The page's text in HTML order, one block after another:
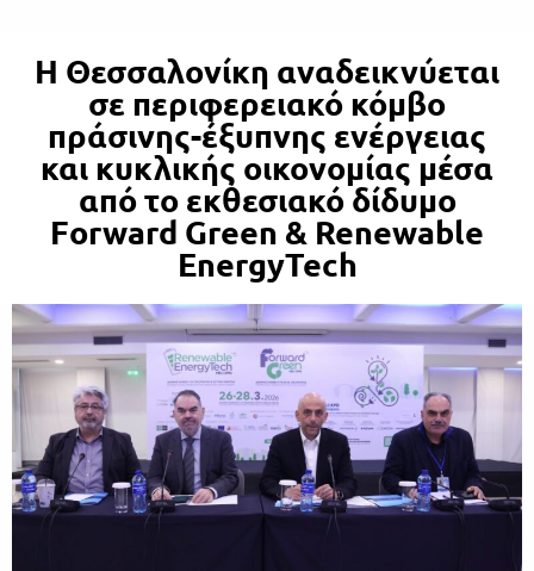
Η Θεσσαλονίκη αναδεικνύεται
σε περιφερειακό κόμβο
πράσινης-έξυπνης ενέργειας
και κυκλικής οικονομίας μέσα
από το εκθεσιακό δίδυμο
Forward Green & Renewable
EnergyTech